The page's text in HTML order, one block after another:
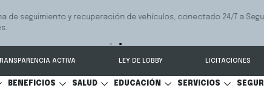
y recuperación de vehículos, conectado 24/7 a Seguridad Las
ACTIVA LEY DE LOBBY LICITACIONES
BENEFICIOS SALUD EDUCACIÓN SERVICIOS